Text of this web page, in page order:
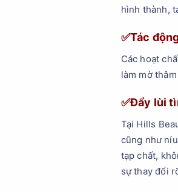
hình thành,
✅Tác
Các hoạt
làm mờ
✅Đẩy lùi
Tại Hills
cũng như
tạp chất,
sự thay đổi